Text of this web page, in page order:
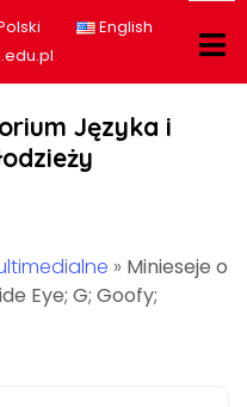
English
na Facebook
profil na tiktok
Języka i
» Minieseje o
Eye; G; Goofy;